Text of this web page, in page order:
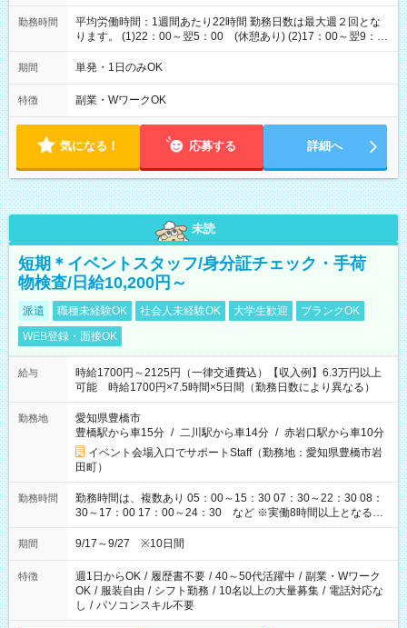
勤務時間
平均労働時間：1週間あたり22時間 勤務日数は最大週２回とな
ります。 (1)22：00～翌5：00 (休憩あり) (2)17：00～翌9：
00 (休憩あり) ３６協定提出済 平均労働時間：1週間あたり22
時間 勤務日数は最大週２回となります。 (1)22：00～翌5：00
期間 単発・1日のみOK
特徴 副業・WワークOK
気になる！ 応募する 詳細へ
未読
短期＊イベントスタッフ/身分証チェック・手荷
物検査/日給10,200円～
派遣 職種未経験OK 社会人未経験OK 大学生歓迎
ブランクOK
WEB登録・面接OK
給与
時給1700円～2125円（一律交通費込）【収入例】6.3万円以上
可能 時給1700円×7.5時間×5日間（勤務日数により異なる）
勤務地
愛知県豊橋市
豊橋駅から車15分 / 二川駅から車14分 / 赤岩口駅から車10分
イベント会場入口でサポートStaff（勤務地：愛知県豊橋市岩
田町）
勤務時間
勤務時間は、複数あり 05：00～15：30 07：30～22：30 08：
30～17：00 17：00～24：30 など ※実働8時間以上となる勤
務もあります。 【休憩】60分+他休憩あり 交替で取得します。
安全面に配慮しこまめな休憩があります。
期間 9/17～9/27 ※10日間
特徴 週1日からOK / 履歴書不要 / 40～50代活躍中 / 副業・Wワーク
OK / 服装自由 / シフト勤務 / 10名以上の大量募集 / 電話対応な
し / パソコンスキル不要